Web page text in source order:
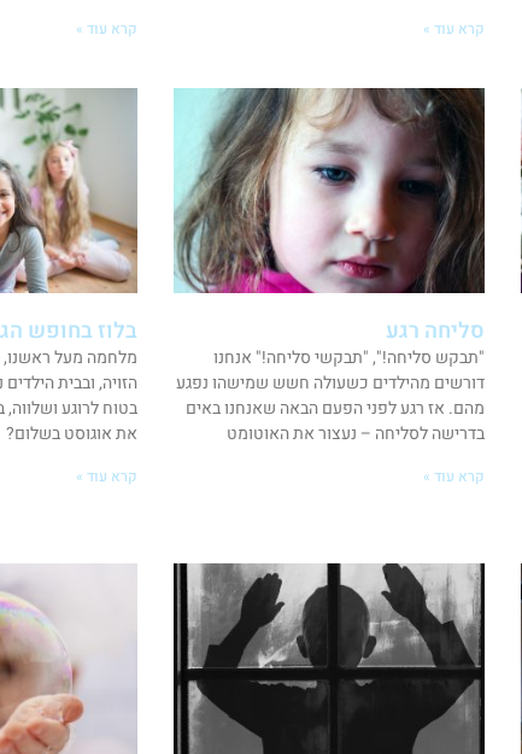
קרא עוד » קרא עוד »
סליחה רגע
"תבקש סליחה!", "תבקשי סליחה!" אנחנו
דורשים מהילדים כשעולה חשש שמישהו נפגע
מהם. אז רגע לפני הפעם הבאה שאנחנו באים
בדרישה לסליחה – נעצור את האוטומט
קרא עוד »
בלוז בחופש
מלחמה מעל ראשנו,
הזויה, ובבית
בטוח לרוגע
את אוגוסט בשלום?
קרא עוד »